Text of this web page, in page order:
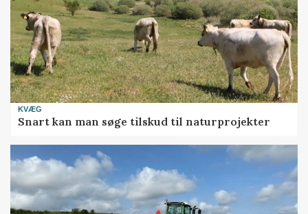
KVÆG
Snart kan man søge tilskud til naturprojekter